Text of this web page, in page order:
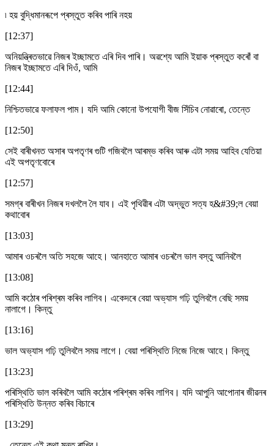
৷ হয় বুদ্ধিমানৰূপে প্ৰস্তুত কৰিব পাৰি নহয়
[12:37]
অনিয়ন্ত্ৰিতভাৱে নিজৰ ইচ্ছামতে এৰি দিব পাৰি। অৱশ্যে আমি ইয়াক প্ৰস্তুত কৰোঁ বা
নিজৰ ইচ্ছামতে এৰি দিওঁ, আমি
[12:44]
নিশ্চিতভাৱে ফলাফল পাম। যদি আমি কোনো উপযোগী বীজ সিঁচিব নোৱাৰো, তেন্তে
[12:50]
সেই বাৰীখনত অসাৰ অপতৃণৰ গুটি গজিবলৈ আৰম্ভ কৰিব আৰু এটা সময় আহিব যেতিয়া
এই অপতৃণবোৰে
[12:57]
সমগ্ৰ বাৰীখন নিজৰ দখললৈ লৈ যাব। এই পৃথিৱীৰ এটা অদ্ভুত সত্য হ&#39;ল বেয়া
কথাবোৰ
[13:03]
আমাৰ ওচৰলৈ অতি সহজে আহে। আনহাতে আমাৰ ওচৰলৈ ভাল বস্তু আনিবলৈ
[13:08]
আমি কঠোৰ পৰিশ্ৰম কৰিব লাগিব। একেদৰে বেয়া অভ্যাস গঢ়ি তুলিবলৈ বেছি সময়
নালাগে। কিন্তু
[13:16]
ভাল অভ্যাস গঢ়ি তুলিবলৈ সময় লাগে। বেয়া পৰিস্থিতি নিজে নিজে আহে। কিন্তু
[13:23]
পৰিস্থিতি ভাল কৰিবলৈ আমি কঠোৰ পৰিশ্ৰম কৰিব লাগিব। যদি আপুনি আপোনাৰ জীৱনৰ
পৰিস্থিতি উন্নত কৰিব বিচাৰে
[13:29]